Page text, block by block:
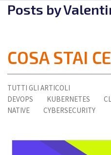
Posts by
COSA STAI
TUTTI GLI ARTICOLI
DEVOPS
KUBERNETES
NATIVE
CYBERSECURITY